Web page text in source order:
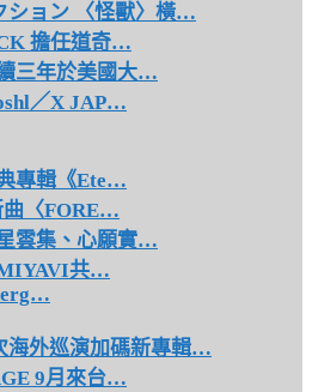
ション 〈怪獸〉橫…
擔任道奇…
三年於美國大…
／X JAP…
專輯《Ete…
曲〈FORE…
雲集、心願實…
共…
海外巡演加碼新專輯…
9月來台…